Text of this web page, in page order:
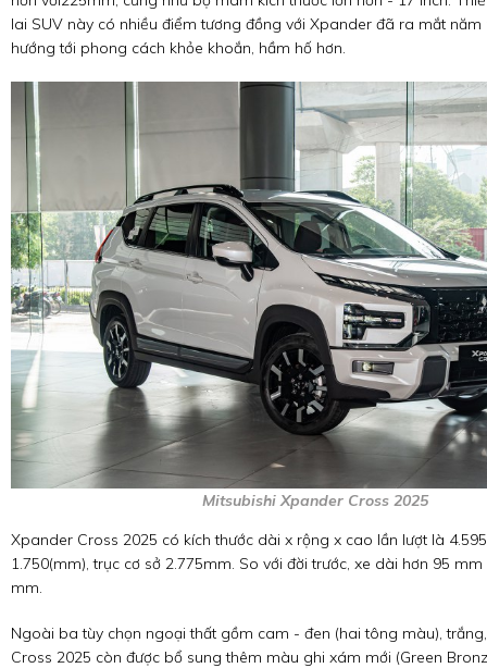
lai SUV này có nhiều điểm tương đồng với Xpander đã ra mắt
hướng tới phong cách khỏe khoắn, hầm hố hơn.
Mitsubishi Xpander Cross 2025
Xpander Cross 2025 có kích thước dài x rộng x cao lần lượt là
1.750(mm), trục cơ sở 2.775mm. So với đời trước, xe dài hơn 95
mm.
Ngoài ba tùy chọn ngoại thất gồm cam - đen (hai tông màu),
Cross 2025 còn được bổ sung thêm màu ghi xám mới (Green